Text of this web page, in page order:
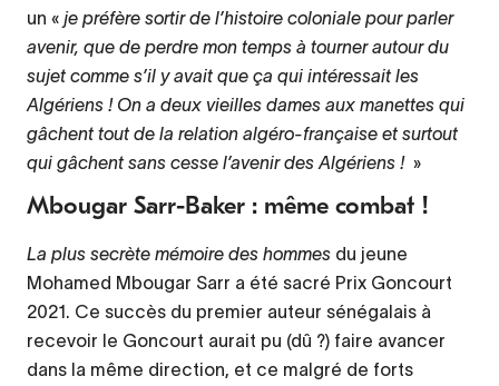
un « je préfère sortir de l’histoire coloniale pour parler
avenir, que de perdre mon temps à tourner autour du
sujet comme s’il y avait que ça qui intéressait les
Algériens ! On a deux vieilles dames aux manettes qui
gâchent tout de la relation algéro-française et surtout
qui gâchent sans cesse l’avenir des Algériens ! »
Mbougar Sarr-Baker : même combat !
La plus secrète mémoire des hommes du jeune
Mohamed Mbougar Sarr a été sacré Prix Goncourt
2021. Ce succès du premier auteur sénégalais à
recevoir le Goncourt aurait pu (dû ?) faire avancer
dans la même direction, et ce malgré de forts